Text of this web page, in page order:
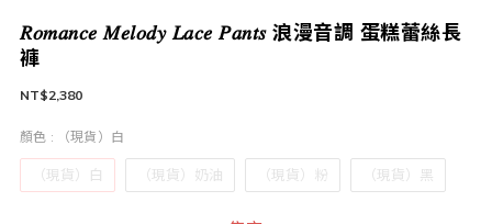
𝑅𝑜𝑚𝑎𝑛𝑐𝑒 𝑀𝑒𝑙𝑜𝑑𝑦 𝐿𝑎𝑐𝑒 𝑃𝑎𝑛𝑡𝑠 浪漫音調 蛋糕蕾絲長
褲
NT$2,380
顏色 : （現貨）白
（現貨）白 （現貨）奶油 （現貨）粉 （現貨）黑